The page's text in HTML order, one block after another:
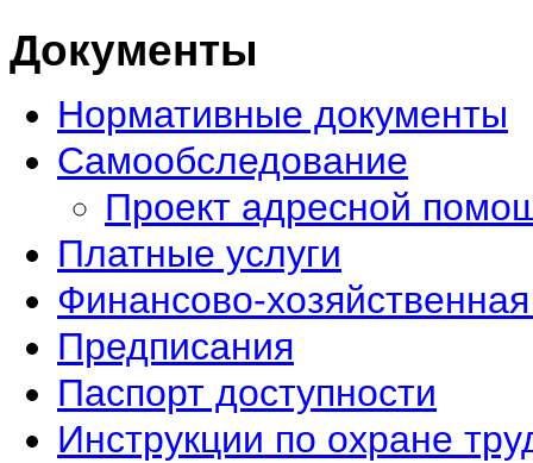
Документы
Нормативные документы
Самообследование
Проект адресной
Платные услуги
Финансово-
Предписания
Паспорт доступности
Инструкции по охране